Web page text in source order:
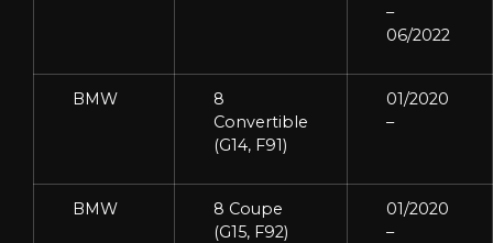
–
06/2022
BMW
8
Convertible
(G14, F91)
01/2020
–
BMW
8 Coupe
(G15, F92)
01/2020
–